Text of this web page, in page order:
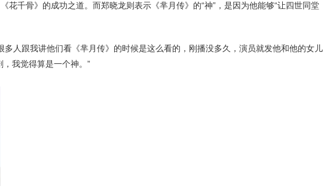
骨》的成功之道。而郑晓龙则表示《芈月传》的“神”，是因为他能够“让四世同堂
跟我讲他们看《芈月传》的时候是这么看的，刚播没多久，演员就发他和他的女儿
我觉得算是一个神。”